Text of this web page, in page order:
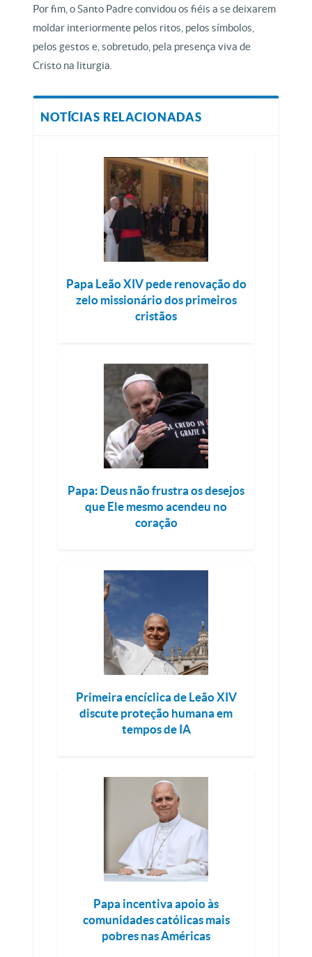
Por fim, o Santo Padre convidou os fiéis a se deixarem
moldar interiormente pelos ritos, pelos símbolos,
pelos gestos e, sobretudo, pela presença viva de
Cristo na liturgia.
NOTÍCIAS RELACIONADAS
Papa Leão XIV pede renovação do
zelo missionário dos primeiros
cristãos
Papa: Deus não frustra os desejos
que Ele mesmo acendeu no
coração
Primeira encíclica de Leão XIV
discute proteção humana em
tempos de IA
Papa incentiva apoio às
comunidades católicas mais
pobres nas Américas